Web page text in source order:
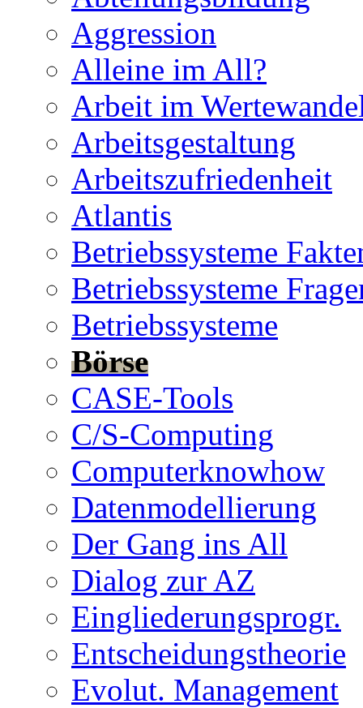
Aggression
Alleine im All?
Arbeit im
Arbeitsgestaltung
Arbeitszufriedenheit
Atlantis
Betriebssysteme
Betriebssysteme
Betriebssysteme
Börse
CASE-Tools
C/S-Computing
Computerknowhow
Datenmodellierung
Der Gang ins All
Dialog zur AZ
Eingliederungsprogr.
Entscheidungstheorie
Evolut. Management